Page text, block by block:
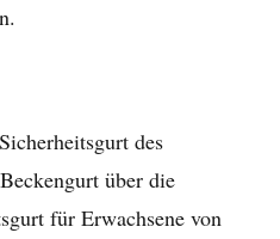
des
über die
für Erwachsene von